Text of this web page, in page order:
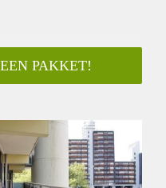
van de Eigenaar
van de Eigenaar
PAKKET!